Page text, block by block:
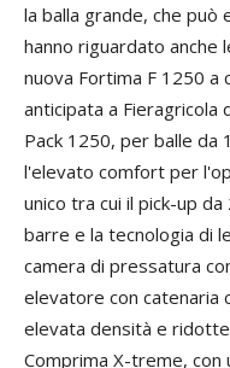
la balla grande, che può
hanno riguardato
nuova Fortima F 1250 a
anticipata a Fieragricola
Pack 1250, per balle da
l'elevato comfort per
unico tra cui il pick-up
barre e la tecnologia di
camera di pressatura
elevatore con catenaria
elevata densità e
Comprima X-treme, con